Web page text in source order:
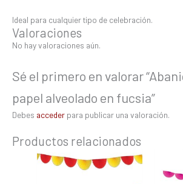
Ideal para cualquier tipo de celebración.
Valoraciones
No hay valoraciones aún.
Sé el primero en valorar
papel alveolado en fucsia”
Debes acceder para publicar una valoración.
Productos relacionados